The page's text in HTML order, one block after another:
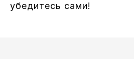
убедитесь сами!